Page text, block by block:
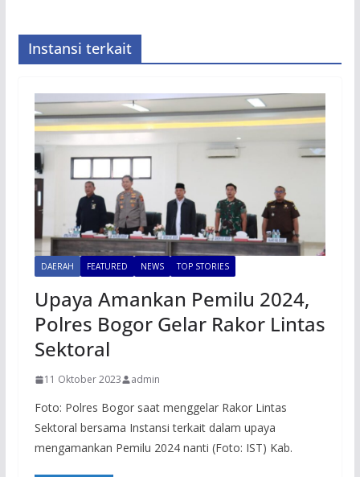
Instansi terkait
DAERAH FEATURED NEWS TOP STORIES
Upaya Amankan Pemilu 2024,
Polres Bogor Gelar Rakor Lintas
Sektoral
11 Oktober 2023 admin
Foto: Polres Bogor saat menggelar Rakor Lintas
Sektoral bersama Instansi terkait dalam upaya
mengamankan Pemilu 2024 nanti (Foto: IST) Kab.